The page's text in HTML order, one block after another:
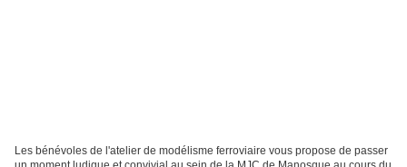
Les bénévoles de l'atelier de modélisme ferroviaire vous propose de passer